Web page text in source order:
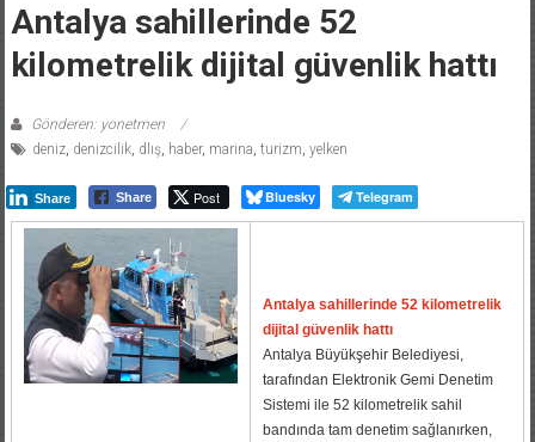
Antalya sahillerinde 52
kilometrelik dijital güvenlik hattı
Gönderen: yonetmen
deniz, denizcilik, dlış, haber, marina, turizm, yelken
Share Share Post Bluesky Telegram
Antalya sahillerinde 52 kilometrelik
dijital güvenlik hattı
Antalya Büyükşehir Belediyesi,
tarafından Elektronik Gemi Denetim
Sistemi ile 52 kilometrelik sahil
bandında tam denetim sağlanırken,